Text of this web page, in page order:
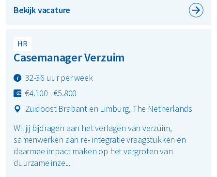
Bekijk vacature
HR
Casemanager Verzuim
32-36 uur per week
€4.100 - €5.800
Zuidoost Brabant en Limburg, The Netherlands
Wil jij bijdragen aan het verlagen van verzuim,
samenwerken aan re- integratie vraagstukken en
daarmee impact maken op het vergroten van
duurzame inze...